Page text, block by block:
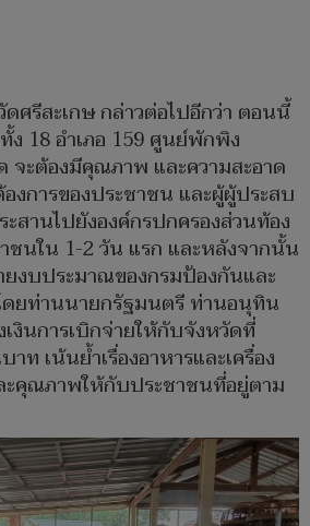
ดศรีสะเกษ กล่าวต่อไปอีกว่า ตอนนี้
18 อำเภอ 159 ศูนย์พักพิง
จะต้องมีคุณภาพ และความสะอาด
งการของประชาชน และผู้ผู้ประสบ
สานไปยังองค์กรปกครองส่วนท้อง
ชนใน 1-2 วัน แรก และหลังจากนั้น
ยงบประมาณของกรมป้องกันและ
ดยท่านนายกรัฐมนตรี ท่านอนุทิน
งินการเบิกจ่ายให้กับจังหวัดที่
ท เน้นย้ำเรื่องอาหารและเครื่อง
คุณภาพให้กับประชาชนที่อยู่ตาม